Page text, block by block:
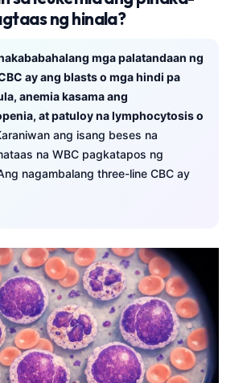
ng hinala?
mga palatandaan ng
ay ang blasts o mga hindi pa
anemia kasama ang
at patuloy na lymphocytosis o
ang isang beses na
na WBC pagkatapos ng
nagambalang three-line CBC ay